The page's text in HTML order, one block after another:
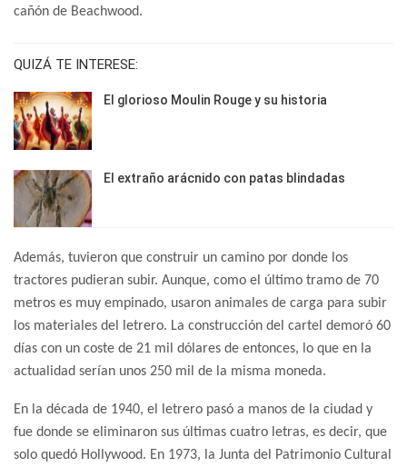
cañón de Beachwood.
QUIZÁ TE INTERESE:
El glorioso Moulin Rouge y su historia
El extraño arácnido con patas blindadas
Además, tuvieron que construir un camino por donde los
tractores pudieran subir. Aunque, como el último tramo de 70
metros es muy empinado, usaron animales de carga para subir
los materiales del letrero. La construcción del cartel demoró 60
días con un coste de 21 mil dólares de entonces, lo que en la
actualidad serían unos 250 mil de la misma moneda.
En la década de 1940, el letrero pasó a manos de la ciudad y
fue donde se eliminaron sus últimas cuatro letras, es decir, que
solo quedó Hollywood. En 1973, la Junta del Patrimonio Cultural